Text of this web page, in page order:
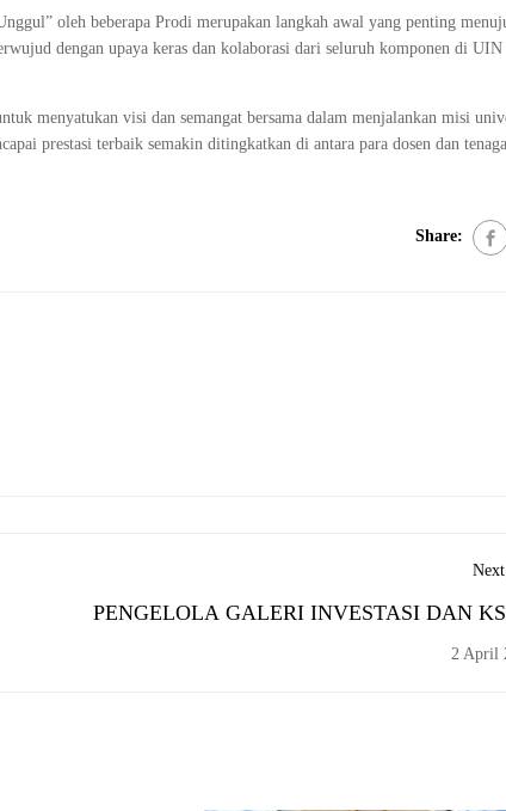
oleh beberapa Prodi merupakan langkah awal yang penting
dengan upaya keras dan kolaborasi dari seluruh komponen di UIN
menyatukan visi dan semangat bersama dalam menjalankan misi
prestasi terbaik semakin ditingkatkan di antara para dosen dan tenaga
Share:
PENGELOLA GALERI INVESTASI DAN
2 April